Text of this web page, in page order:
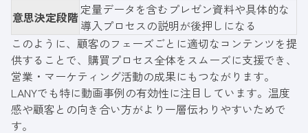
意思決定段階定量データを含むプレゼン資料や具体的な
導入プロセスの説明が後押しになる
このように、顧客のフェーズごとに適切なコンテンツを提
供することで、購買プロセス全体をスムーズに支援でき、
営業・マーケティング活動の成果にもつながります。
LANYでも特に動画事例の有効性に注目しています。温度
感や顧客との向き合い方がより一層伝わりやすいためで
す。